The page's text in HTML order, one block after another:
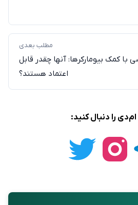
مطلب بعدی
کمک بیومارکرها: آنها چقدر قابل
اعتماد هستند؟
را دنبال کنید: